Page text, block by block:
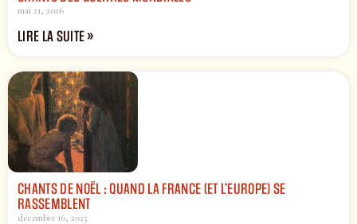
mai 21, 2026
LIRE LA SUITE »
CHANTS DE NOËL : QUAND LA FRANCE (ET L’EUROPE) SE
RASSEMBLENT
décembre 16, 2025